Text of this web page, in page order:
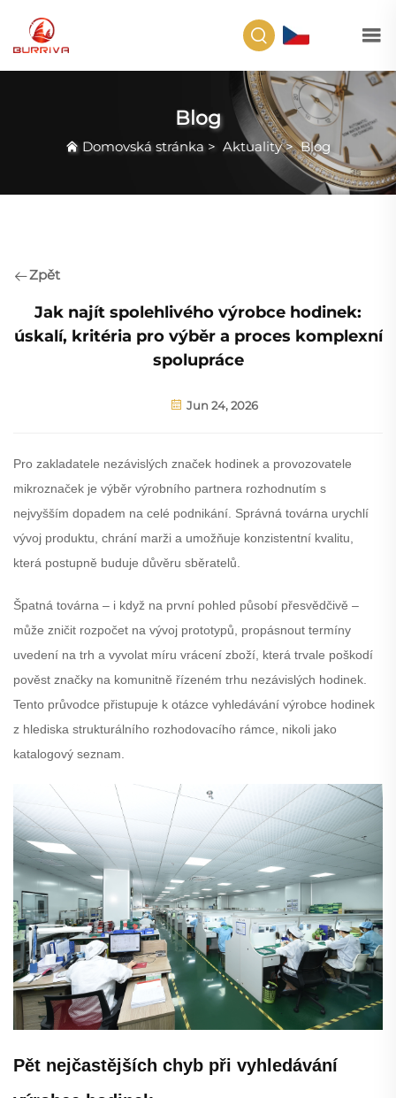
Blog
Domovská stránka > Aktuality>Blog
Zpět
Jak najít spolehlivého výrobce hodinek:
úskalí, kritéria pro výběr a proces komplexní
spolupráce
Jun 24, 2026
Pro zakladatele nezávislých značek hodinek a provozovatele
mikroznaček je výběr výrobního partnera rozhodnutím s
nejvyšším dopadem na celé podnikání. Správná továrna urychlí
vývoj produktu, chrání marži a umožňuje konzistentní kvalitu,
která postupně buduje důvěru sběratelů.
Špatná továrna – i když na první pohled působí přesvědčivě –
může zničit rozpočet na vývoj prototypů, propásnout termíny
uvedení na trh a vyvolat míru vrácení zboží, která trvale poškodí
pověst značky na komunitně řízeném trhu nezávislých hodinek.
Tento průvodce přistupuje k otázce vyhledávání výrobce hodinek
z hlediska strukturálního rozhodovacího rámce, nikoli jako
katalogový seznam.
Pět nejčastějších chyb při vyhledávání